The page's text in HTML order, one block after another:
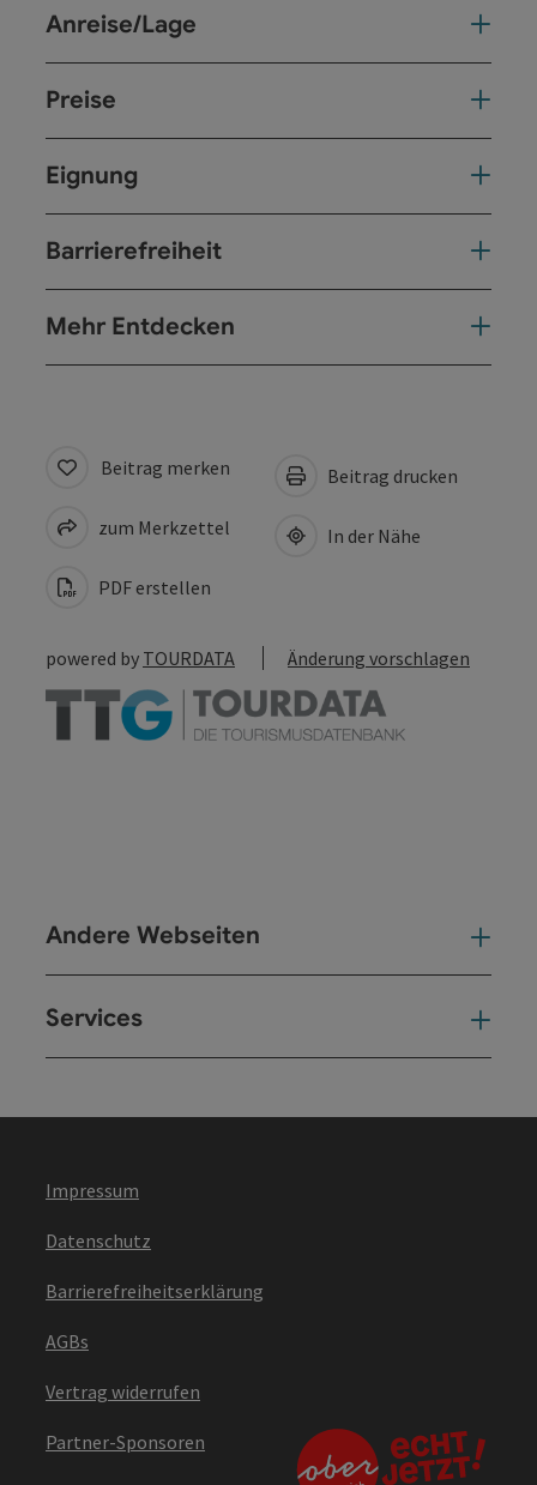
Anreise/Lage
Preise
Eignung
Barrierefreiheit
Mehr Entdecken
Beitrag merken
zum Merkzettel
PDF erstellen
Beitrag drucken
In der Nähe
powered by TOURDATA Änderung vorschlagen
Andere Webseiten
Services
Impressum
Datenschutz
Barrierefreiheitserklärung
AGBs
Vertrag widerrufen
Partner-Sponsoren